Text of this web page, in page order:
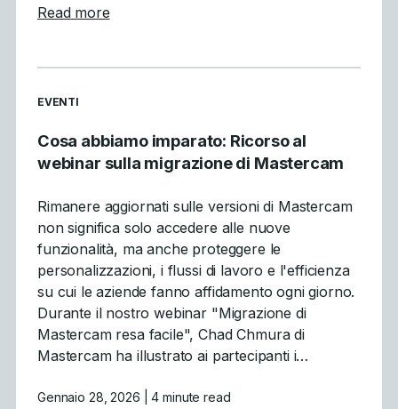
Read moreabout Why GPU Simulation Is a
READ MORE ARTICLES ABOUT
EVENTI
Cosa abbiamo imparato: Ricorso al
webinar sulla migrazione di Mastercam
Rimanere aggiornati sulle versioni di Mastercam
non significa solo accedere alle nuove
funzionalità, ma anche proteggere le
personalizzazioni, i flussi di lavoro e l'efficienza
su cui le aziende fanno affidamento ogni giorno.
Durante il nostro webinar "Migrazione di
Mastercam resa facile", Chad Chmura di
Mastercam ha illustrato ai partecipanti i…
Gennaio 28, 2026 | 4 minute read